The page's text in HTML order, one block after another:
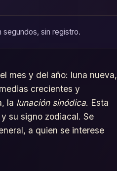
segundos, sin registro.
mes y del año: luna nueva,
crecientes y
la lunación sinódica. Esta
su signo zodiacal. Se
a quien se interese